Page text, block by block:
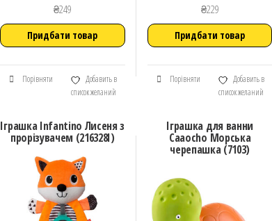
₴249
Придбати товар
Порівняти
Добавить в
список желаний
₴229
Придбати товар
Порівняти
Добавить в
список желаний
Іграшка Infantino Лисеня з
прорізувачем (216328I)
Іграшка для ванни
Caaocho Морська
черепашка (7103)